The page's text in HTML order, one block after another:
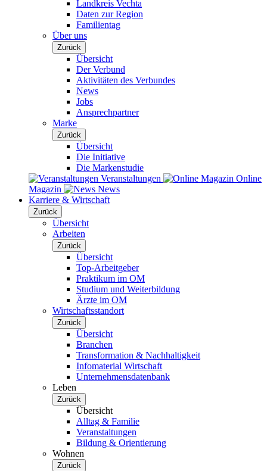
Landkreis Vechta
Daten zur Region
Familientag
Über uns
Zurück
Übersicht
Der Verbund
Aktivitäten des Verbundes
News
Jobs
Ansprechpartner
Marke
Zurück
Übersicht
Die Initiative
Die Markenstudie
Veranstaltungen
Online
Magazin
News
Karriere & Wirtschaft
Zurück
Übersicht
Arbeiten
Zurück
Übersicht
Top-Arbeitgeber
Praktikum im OM
Studium und Weiterbildung
Ärzte im OM
Wirtschaftsstandort
Zurück
Übersicht
Branchen
Transformation & Nachhaltigkeit
Infomaterial Wirtschaft
Unternehmensdatenbank
Leben
Zurück
Übersicht
Alltag & Familie
Veranstaltungen
Bildung & Orientierung
Wohnen
Zurück